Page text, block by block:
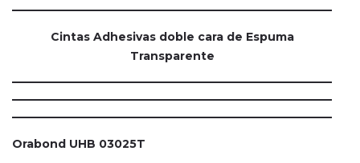
Cintas Adhesivas doble cara de Espuma
Transparente
Orabond UHB 03025T